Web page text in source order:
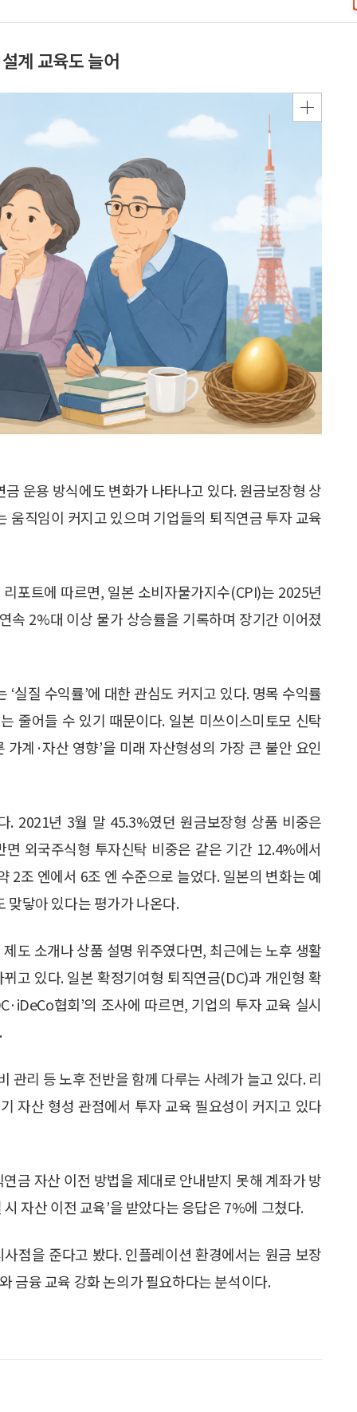
계 교육도 늘어
운용 방식에도 변화가 나타나고 있다. 원금보장형 상
직임이 커지고 있으며 기업들의 퇴직연금 투자 교육
포트에 따르면, 일본 소비자물가지수(CPI)는 2025년
속 2%대 이상 물가 상승률을 기록하며 장기간 이어졌
실질 수익률’에 대한 관심도 커지고 있다. 명목 수익률
줄어들 수 있기 때문이다. 일본 미쓰이스미토모 신탁
계·자산 영향’을 미래 자산형성의 가장 큰 불안 요인
. 2021년 3월 말 45.3%였던 원금보장형 상품 비중은
외국주식형 투자신탁 비중은 같은 기간 12.4%에서
2조 엔에서 6조 엔 수준으로 늘었다. 일본의 변화는 예
맞닿아 있다는 평가가 나온다.
도 소개나 상품 설명 위주였다면, 최근에는 노후 생활
고 있다. 일본 확정기여형 퇴직연금(DC)과 개인형 확
협회’의 조사에 따르면, 기업의 투자 교육 실시
관리 등 노후 전반을 함께 다루는 사례가 늘고 있다. 리
자산 형성 관점에서 투자 교육 필요성이 커지고 있다
금 자산 이전 방법을 제대로 안내받지 못해 계좌가 방
자산 이전 교육’을 받았다는 응답은 7%에 그쳤다.
점을 준다고 봤다. 인플레이션 환경에서는 원금 보장
금융 교육 강화 논의가 필요하다는 분석이다.